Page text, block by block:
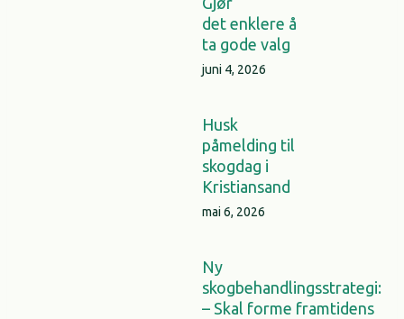
det enklere å
ta gode valg
juni 4, 2026
Husk
påmelding til
skogdag i
Kristiansand
mai 6, 2026
Ny
skogbehandlingsstrategi:
– Skal forme framtidens